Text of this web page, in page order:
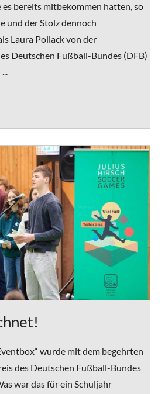
es bereits mitbekommen hatten, so
und der Stolz dennoch
Laura Pollack von der
Deutschen Fußball-Bundes (DFB)
wurde mit dem begehrten
des Deutschen Fußball-Bundes
war das für ein Schuljahr